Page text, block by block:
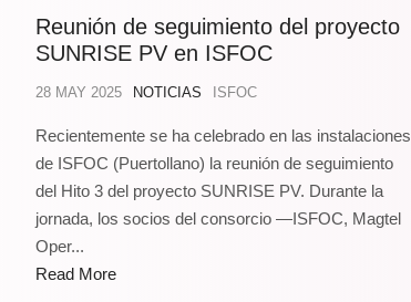
Reunión de seguimiento del proyecto
SUNRISE PV en ISFOC
28 MAY 2025 NOTICIAS ISFOC
Recientemente se ha celebrado en las instalaciones
de ISFOC (Puertollano) la reunión de seguimiento
del Hito 3 del proyecto SUNRISE PV. Durante la
jornada, los socios del consorcio —ISFOC, Magtel
Oper...
Read More